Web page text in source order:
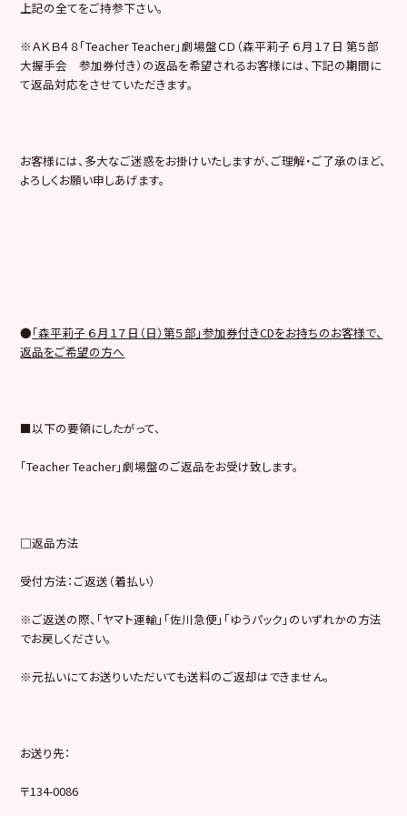
上記の全てをご持参下さい。
※ＡＫＢ４８「Teacher Teacher」劇場盤ＣＤ（森平莉子 ６月１７日 第５部
大握手会 参加券付き）の返品を希望されるお客様には、下記の期間に
て返品対応をさせていただきます。
お客様には、多大なご迷惑をお掛けいたしますが、ご理解・ご了承のほど、
よろしくお願い申しあげます。
●「森平莉子 ６月１７日（日）第５部」参加券付きCDをお持ちのお客様で、
返品をご希望の方へ
■以下の要領にしたがって、
「Teacher Teacher」劇場盤のご返品をお受け致します。
□返品方法
受付方法：ご返送（着払い）
※ご返送の際、「ヤマト運輸」「佐川急便」「ゆうパック」のいずれかの方法
でお戻しください。
※元払いにてお送りいただいても送料のご返却はできません。
お送り先：
〒134-0086